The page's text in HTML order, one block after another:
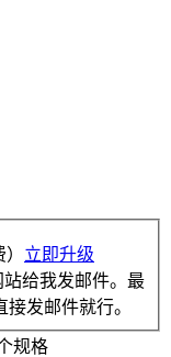
立即升级
给我发邮件。最
发邮件就行。
规格